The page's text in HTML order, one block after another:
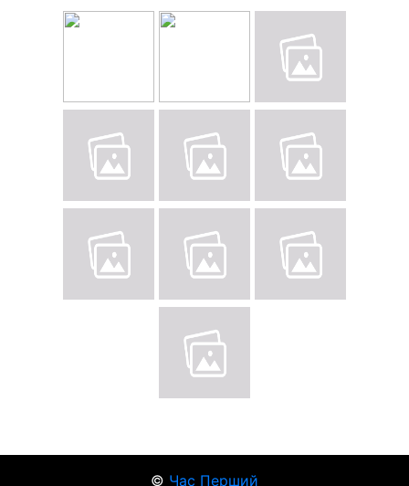
© Час Перший